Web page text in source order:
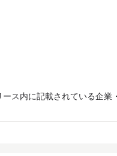
ス内に記載されている企業